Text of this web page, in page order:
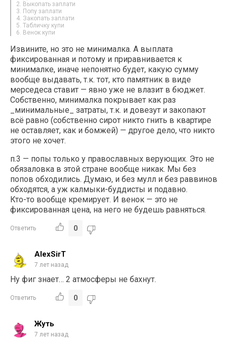
2. Выкопать заплати
3. Попу заплати
4. Закопать заплати
5. Табличку купи
6. Венок купи
Извините, но это не минималка. А выплата
фиксированная и потому и приравнивается к
минималке, иначе непонятно будет, какую сумму
вообще выдавать, т.к. тот, кто памятник в виде
мерседеса ставит — явно уже не влазит в бюджет.
Собственно, минималка покрывает как раз
_минимальные_ затраты, т.к. и довезут и закопают
всё равно (собственно сирот никто гнить в квартире
не оставляет, как и бомжей) — другое дело, что никто
этого не хочет.
п.3 — попы только у православных верующих. Это не
обязаловка в этой стране вообще никак. Мы без
попов обходились. Думаю, и без мулл и без раввинов
обходятся, а уж калмыки-буддисты и подавно.
Кто-то вообще кремирует. И венок — это не
фиксированная цена, на него не будешь равняться.
Ответить 0
AlexSirT
7 лет назад
Ну фиг знает… 2 атмосферы не бахнут.
Ответить 0
Жуть
7 лет назад